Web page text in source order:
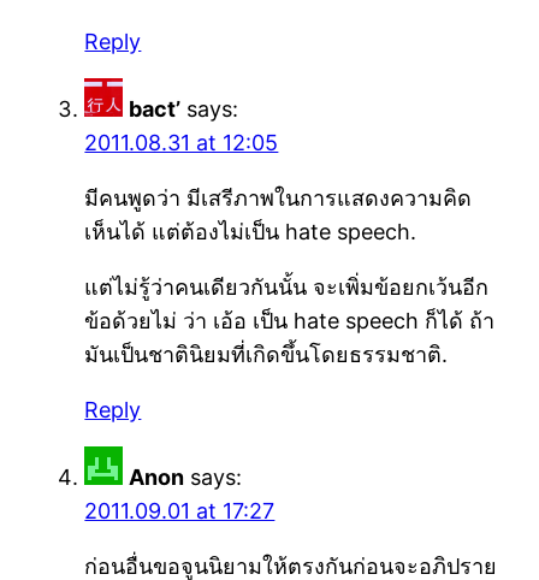
Reply
bact’ says:
2011.08.31 at 12:05
มีคนพูดว่า มีเสรีภาพในการแสดงความคิด
เห็นได้ แต่ต้องไม่เป็น hate speech.
แต่ไม่รู้ว่าคนเดียวกันนั้น จะเพิ่มข้อยกเว้นอีก
ข้อด้วยไม่ ว่า เอ้อ เป็น hate speech ก็ได้ ถ้า
มันเป็นชาตินิยมที่เกิดขึ้นโดยธรรมชาติ.
Reply
Anon says:
2011.09.01 at 17:27
ก่อนอื่นขอจูนนิยามให้ตรงกันก่อนจะอภิปราย